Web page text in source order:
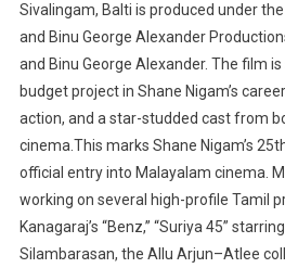
Sivalingam, Balti is produced under
and Binu George Alexander
and Binu George Alexander. The film
budget project in Shane Nigam’s
action, and a star-studded cast from
cinema.This marks Shane Nigam’s
official entry into Malayalam cinema.
working on several high-profile Tamil
Kanagaraj’s “Benz,” “Suriya 45”
Silambarasan, the Allu Arjun–Atlee